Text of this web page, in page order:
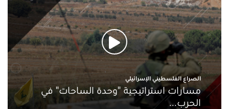
الصراع الفلسطيني الإسرائيلي
مسارات استراتيجية "وحدة الساحات" في
الحرب...